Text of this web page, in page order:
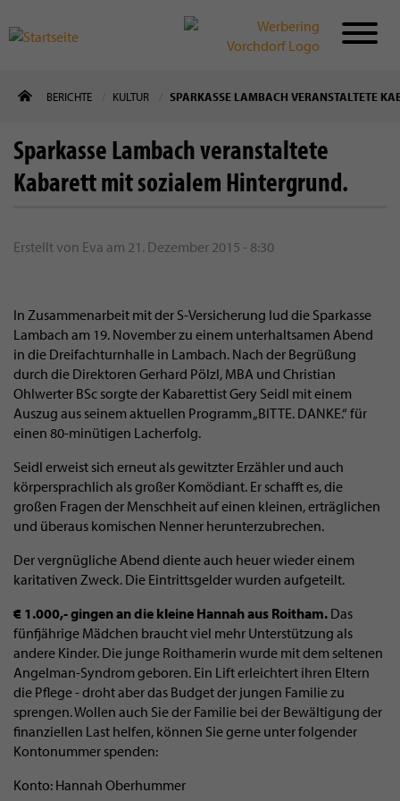
zum
BERICHTE KULTUR SPARKASSE LAMBACH VERANSTALTETE
Sparkasse Lambach veranstaltete
Kabarett mit sozialem Hintergrund.
Erstellt von Eva am 21. Dezember 2015 - 8:30
In Zusammenarbeit mit der S-Versicherung lud die Sparkasse
Lambach am 19. November zu einem unterhaltsamen Abend
in die Dreifachturnhalle in Lambach. Nach der Begrüßung
durch die Direktoren Gerhard Pölzl, MBA und Christian
Ohlwerter BSc sorgte der Kabarettist Gery Seidl mit einem
Auszug aus seinem aktuellen Programm „BITTE. DANKE.“ für
einen 80-minütigen Lacherfolg.
Seidl erweist sich erneut als gewitzter Erzähler und auch
körpersprachlich als großer Komödiant. Er schafft es, die
großen Fragen der Menschheit auf einen kleinen, erträglichen
und überaus komischen Nenner herunterzubrechen.
Der vergnügliche Abend diente auch heuer wieder einem
karitativen Zweck. Die Eintrittsgelder wurden aufgeteilt.
€ 1.000,- gingen an die kleine Hannah aus Roitham. Das
fünfjährige Mädchen braucht viel mehr Unterstützung als
andere Kinder. Die junge Roithamerin wurde mit dem seltenen
Angelman-Syndrom geboren. Ein Lift erleichtert ihren Eltern
die Pflege - droht aber das Budget der jungen Familie zu
sprengen. Wollen auch Sie der Familie bei der Bewältigung der
finanziellen Last helfen, können Sie gerne unter folgender
Kontonummer spenden:
Konto: Hannah Oberhummer